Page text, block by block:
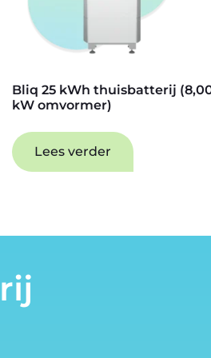
Bliq 25 kWh thuisbatterij
kW omvormer)
Lees verder